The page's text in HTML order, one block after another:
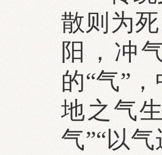
散则为
阳，冲
的“气”
地之气
气”“以